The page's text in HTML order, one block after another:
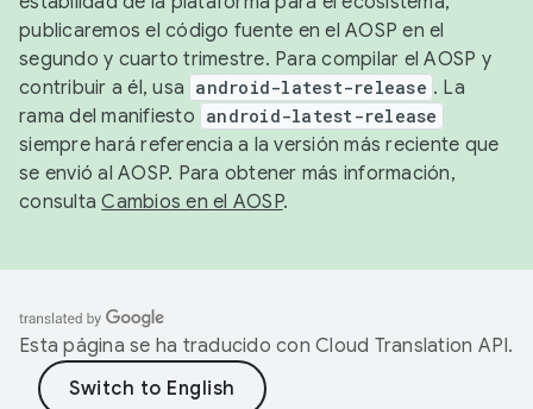
publicaremos el código fuente en el AOSP en el
segundo y cuarto trimestre. Para compilar el AOSP y
contribuir a él, usa android-latest-release . La
rama del manifiesto android-latest-release
siempre hará referencia a la versión más reciente que
se envió al AOSP. Para obtener más información,
consultaCambios en el AOSP.
Esta página se ha traducido con Cloud Translation API.